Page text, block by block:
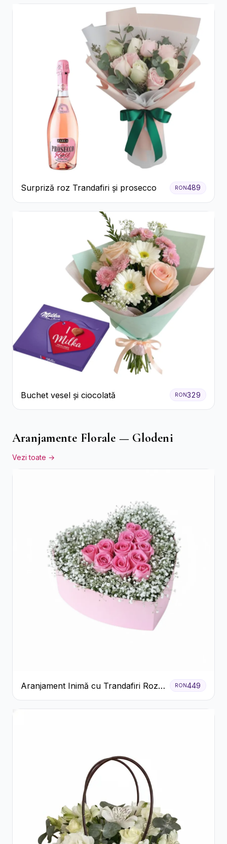
Surpriză roz Trandafiri și prosecco RON489
Buchet vesel și ciocolată RON329
Aranjamente Florale — Glodeni
Vezi toate →
Aranjament Inimă cu Trandafiri Roz
și Gypsophila Albă
RON449